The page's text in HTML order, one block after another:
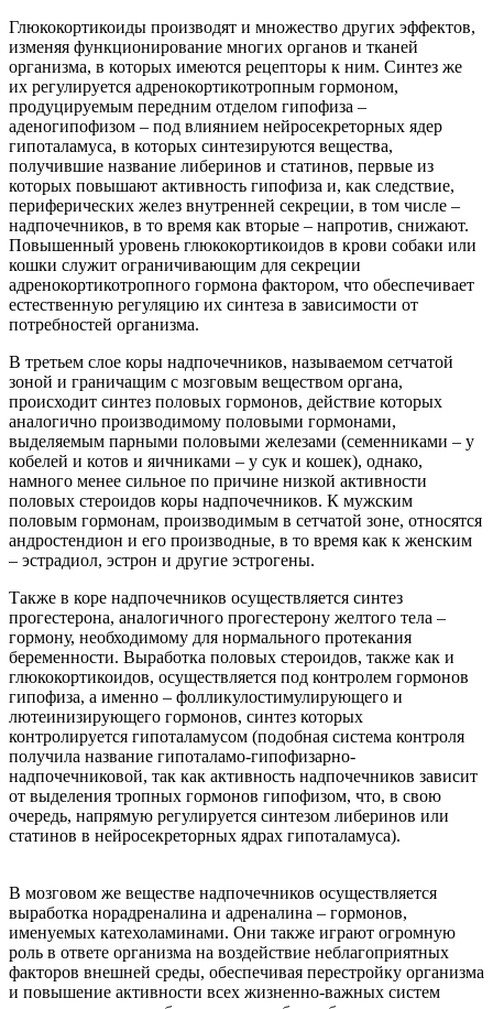
Глюкокортикоиды производят и множество других эффектов,
изменяя функционирование многих органов и тканей
организма, в которых имеются рецепторы к ним. Синтез же
их регулируется адренокортикотропным гормоном,
продуцируемым передним отделом гипофиза –
аденогипофизом – под влиянием нейросекреторных ядер
гипоталамуса, в которых синтезируются вещества,
получившие название либеринов и статинов, первые из
которых повышают активность гипофиза и, как следствие,
периферических желез внутренней секреции, в том числе –
надпочечников, в то время как вторые – напротив, снижают.
Повышенный уровень глюкокортикоидов в крови собаки или
кошки служит ограничивающим для секреции
адренокортикотропного гормона фактором, что обеспечивает
естественную регуляцию их синтеза в зависимости от
потребностей организма.
В третьем слое коры надпочечников, называемом сетчатой
зоной и граничащим с мозговым веществом органа,
происходит синтез половых гормонов, действие которых
аналогично производимому половыми гормонами,
выделяемым парными половыми железами (семенниками – у
кобелей и котов и яичниками – у сук и кошек), однако,
намного менее сильное по причине низкой активности
половых стероидов коры надпочечников. К мужским
половым гормонам, производимым в сетчатой зоне, относятся
андростендион и его производные, в то время как к женским
– эстрадиол, эстрон и другие эстрогены.
Также в коре надпочечников осуществляется синтез
прогестерона, аналогичного прогестерону желтого тела –
гормону, необходимому для нормального протекания
беременности. Выработка половых стероидов, также как и
глюкокортикоидов, осуществляется под контролем гормонов
гипофиза, а именно – фолликулостимулирующего и
лютеинизирующего гормонов, синтез которых
контролируется гипоталамусом (подобная система контроля
получила название гипоталамо-гипофизарно-
надпочечниковой, так как активность надпочечников зависит
от выделения тропных гормонов гипофизом, что, в свою
очередь, напрямую регулируется синтезом либеринов или
статинов в нейросекреторных ядрах гипоталамуса).
В мозговом же веществе надпочечников осуществляется
выработка норадреналина и адреналина – гормонов,
именуемых катехоламинами. Они также играют огромную
роль в ответе организма на воздействие неблагоприятных
факторов внешней среды, обеспечивая перестройку организма
и повышение активности всех жизненно-важных систем